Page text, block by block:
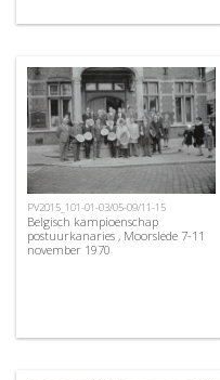
PV2015_101-01-03/05-09/11-15
Belgisch kampioenschap
postuurkanaries , Moorslede 7-11
november 1970